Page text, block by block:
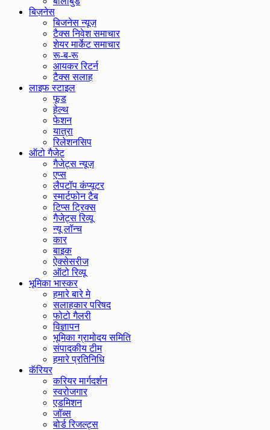
बिज़नेस
बिजनेस न्यूज़
टैक्स निवेश समाचार
शेयर मार्केट समाचार
रू-ब-रू
आयकर रिटर्न
टैक्स सलाह
लाइफ स्टाइल
फूड
हेल्थ
फेशन
यात्रा
रिलेशनसिप
ऑटो गैजेट
गैजेट्स न्यूज़
एप्स
लैपटॉप कंप्यूटर
स्मार्टफोन टैब
टिप्स ट्रिक्स
गैजेट्स रिव्यू
न्यू लॉन्च
कार
बाइक
ऐक्सेसरीज
ऑटो रिव्यू
भूमिका भास्कर
हमारे बारे मे
सलाहकार परिषद
फोटो गैलरी
विज्ञापन
भूमिका ग्रामोदय समिति
संपादकीय टीम
हमारे प्रतिनिधि
कॅरियर
करियर मार्गदर्शन
स्वरोजगार
एडमिशन
जॉब्स
बोर्ड रिजल्ट्स